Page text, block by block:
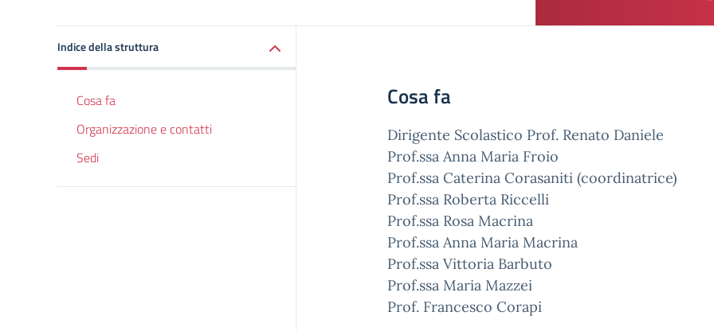
Indice della struttura
Cosa fa
Organizzazione e contatti
Sedi
Cosa fa
Dirigente Scolastico Prof. Renato Daniele
Prof.ssa Anna Maria Froio
Prof.ssa Caterina Corasaniti (coordinatrice)
Prof.ssa Roberta Riccelli
Prof.ssa Rosa Macrina
Prof.ssa Anna Maria Macrina
Prof.ssa Vittoria Barbuto
Prof.ssa Maria Mazzei
Prof. Francesco Corapi